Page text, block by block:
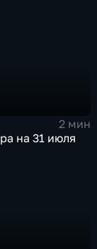
2 мин
на 31 июля